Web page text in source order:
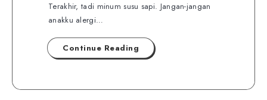
Terakhir, tadi minum susu sapi. Jangan-jangan
anakku alergi…
Continue Reading